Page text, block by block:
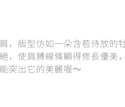
，版型仿如一朵含苞待放的
，使肩膊線條顯得修長優美
突出它的美麗喔～